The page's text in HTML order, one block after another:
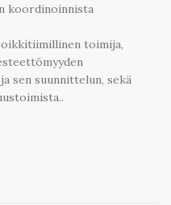
koordinoinnista
toimija,
sen suunnittelun, sekä